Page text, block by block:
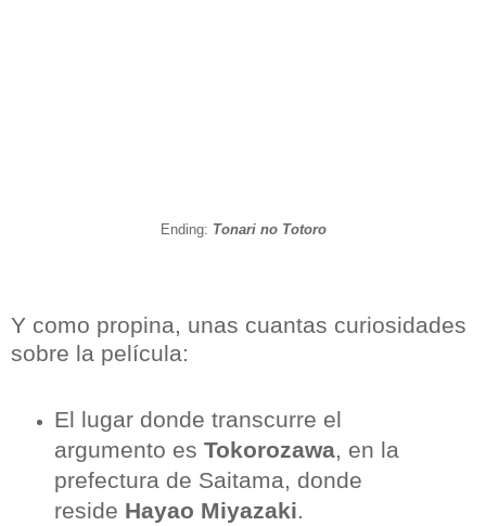
Ending: Tonari no Totoro
Y como propina, unas cuantas curiosidades
sobre la película:
El lugar donde transcurre el
argumento es Tokorozawa, en la
prefectura de Saitama, donde
reside Hayao Miyazaki.